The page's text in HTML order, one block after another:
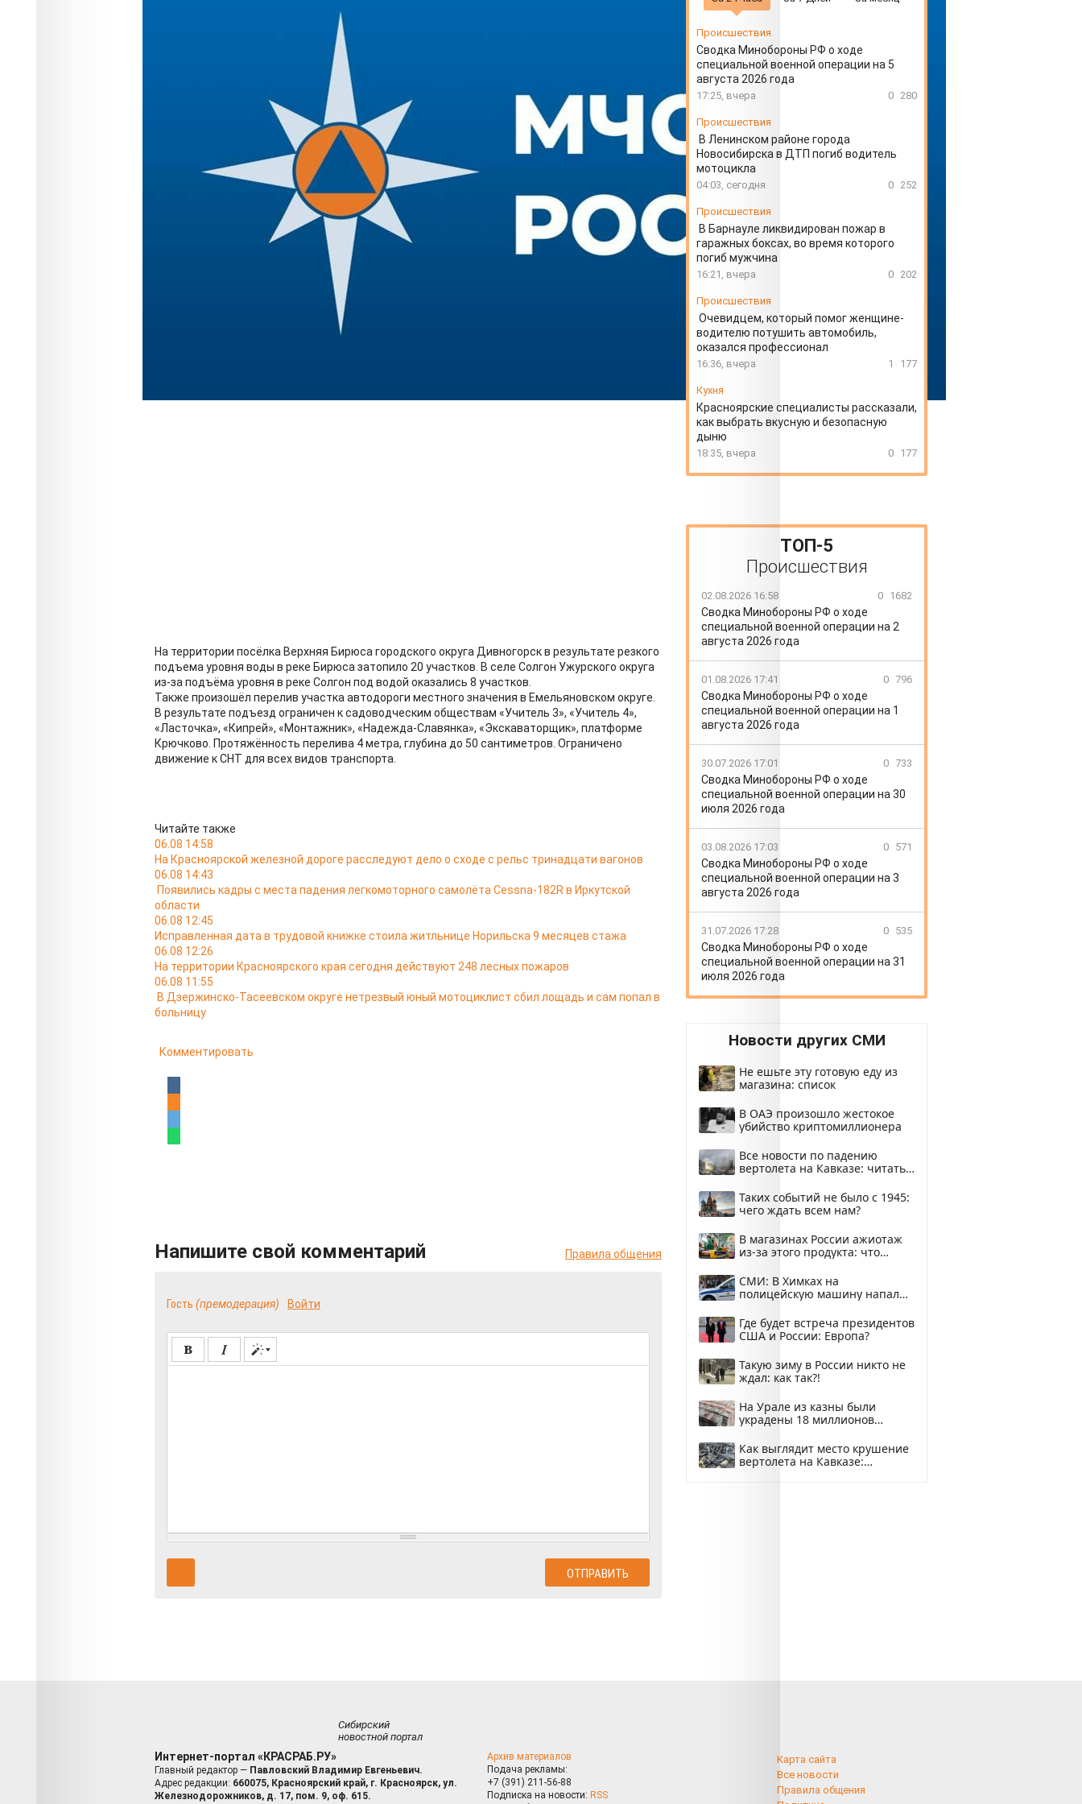
затопленными 28 приусадебных
Происшествия
07.07.2026 09:11450
На территории посёлка Верхняя Бирюса городского округа Дивногорск в результате резкого
подъема уровня воды в реке Бирюса затопило 20 участков. В селе Солгон Ужурского округа
из-за подъёма уровня в реке Солгон под водой оказались 8 участков.
Также произошёл перелив участка автодороги местного значения в Емельяновском округе.
В результате подъезд ограничен к садоводческим обществам «Учитель 3», «Учитель 4»,
«Ласточка», «Кипрей», «Монтажник», «Надежда-Славянка», «Экскаваторщик», платформе
Крючково. Протяжённость перелива 4 метра, глубина до 50 сантиметров. Ограничено
движение к СНТ для всех видов транспорта.
Читайте также
06.08 14:58
На Красноярской железной дороге расследуют дело о сходе с рельс тринадцати вагонов
06.08 14:43
Появились кадры с места падения легкомоторного самолёта Cessna-182R в Иркутской
области
06.08 12:45
Исправленная дата в трудовой книжке стоила житльнице Норильска 9 месяцев стажа
06.08 12:26
На территории Красноярского края сегодня действуют 248 лесных пожаров
06.08 11:55
В Дзержинско-Тасеевском округе нетрезвый юный мотоциклист сбил лощадь и сам попал в
больницу
Комментировать
Напишите свой комментарий Правила общения
Гость (премодерация) Войти
Происшествия
Сводка Минобороны РФ о ходе
специальной военной операции на 5
августа 2026 года
17:25, вчера 0 280
Происшествия
В Ленинском районе города
Новосибирска в ДТП погиб водитель
мотоцикла
04:03, сегодня 0 252
Происшествия
В Барнауле ликвидирован пожар в
гаражных боксах, во время которого
погиб мужчина
16:21, вчера 0 202
Происшествия
Очевидцем, который помог женщине-
водителю потушить автомобиль,
оказался профессионал
16:36, вчера 1 177
Кухня
Красноярские специалисты рассказали,
как выбрать вкусную и безопасную
дыню
18:35, вчера 0 177
ТОП-5
Происшествия
02.08.2026 16:58 0 1682
Сводка Минобороны РФ о ходе
специальной военной операции на 2
августа 2026 года
01.08.2026 17:41 0 796
Сводка Минобороны РФ о ходе
специальной военной операции на 1
августа 2026 года
30.07.2026 17:01 0 733
Сводка Минобороны РФ о ходе
специальной военной операции на 30
июля 2026 года
03.08.2026 17:03 0 571
Сводка Минобороны РФ о ходе
специальной военной операции на 3
августа 2026 года
31.07.2026 17:28 0 535
Сводка Минобороны РФ о ходе
специальной военной операции на 31
июля 2026 года
Новости других СМИ
Не ешьте эту готовую еду из
магазина: список
В ОАЭ произошло жестокое
убийство криптомиллионера
Все новости по падению
вертолета на Кавказе: читать
Таких событий не было с 1945:
чего ждать всем нам?
В магазинах России ажиотаж
из-за этого продукта: что
СМИ: В Химках на
полицейскую машину напали
Где будет встреча президентов
США и России: Европа?
Такую зиму в России никто не
ждал: как так?!
На Урале из казны были
украдены 18 миллионов
Как выглядит место крушение
вертолета на Кавказе:
Сибирский
новостной портал
Интернет-портал «КРАСРАБ.РУ»
Главный редактор — Павловский Владимир Евгеньевич.
Адрес редакции: 660075, Красноярский край, г. Красноярск, ул.
Железнодорожников, д. 17, пом. 9, оф. 615.
Архив материалов
Подача рекламы:
+7 (391) 211-56-88
Подписка на новости: RSS
Карта сайта
Все новости
Правила общения